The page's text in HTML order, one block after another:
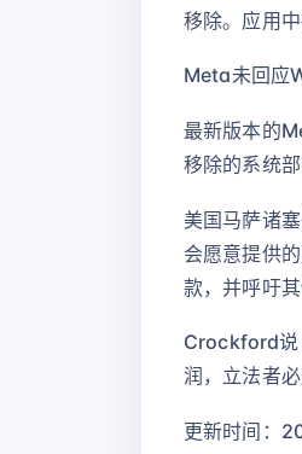
移除。应用
Meta未回应
最新版本的
移除的系统部
美国马萨诸
会愿意提供
款，并呼吁
Crockford说
润，立法者
更新时间：